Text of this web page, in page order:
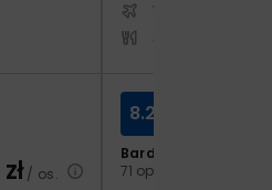
zł/ os.
Warszawa -
Bardzo dobry
71 opinii
8.2